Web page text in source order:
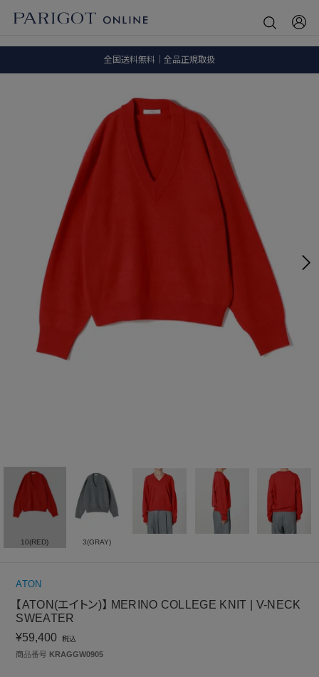
全国送料無料｜全品正規取扱
10(RED) 3(GRAY)
ATON
【ATON(エイトン)】 MERINO COLLEGE KNIT | V-NECK
SWEATER
¥59,400 税込
商品番号 KRAGGW0905